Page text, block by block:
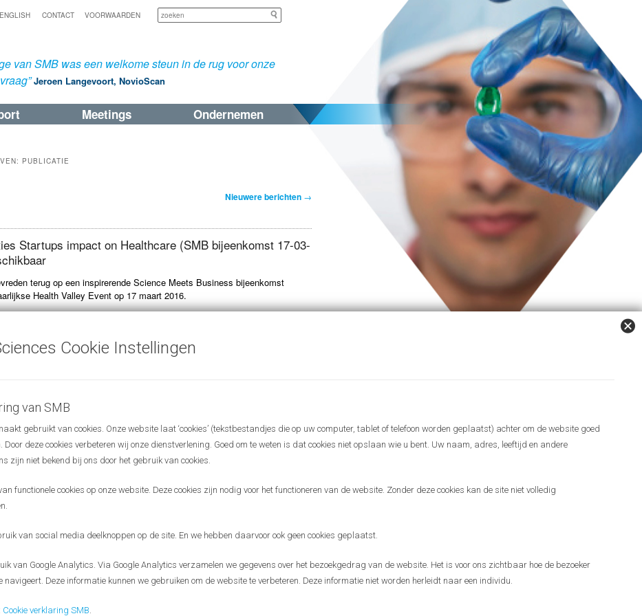
ENGLISH CONTACT VOORWAARDEN
van SMB was een welkome steun in de rug voor onze
Jeroen Langevoort, NovioScan
Meetings Ondernemen
PUBLICATIE
Nieuwere berichten →
Startups impact on Healthcare (SMB bijeenkomst 17-03-
terug op een inspirerende Science Meets Business bijeenkomst
Health Valley Event op 17 maart 2016.
Nieuwere berichten →
Cookie Instellingen
van SMB
gebruikt van cookies. Onze website laat ‘cookies’ (tekstbestandjes die op uw computer, tablet of telefoon worden geplaatst) achter om de website goed
Door deze cookies verbeteren wij onze dienstverlening. Goed om te weten is dat cookies niet opslaan wie u bent. Uw naam, adres, leeftijd en andere
zijn niet bekend bij ons door het gebruik van cookies.
functionele cookies op onze website. Deze cookies zijn nodig voor het functioneren van de website. Zonder deze cookies kan de site niet volledig
van social media deelknoppen op de site. En we hebben daarvoor ook geen cookies geplaatst.
van Google Analytics. Via Google Analytics verzamelen we gegevens over het bezoekgedrag van de website. Het is voor ons zichtbaar hoe de bezoeker
navigeert. Deze informatie kunnen we gebruiken om de website te verbeteren. Deze informatie niet worden herleidt naar een individu.
Cookie verklaring SMB.